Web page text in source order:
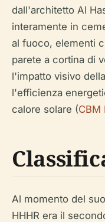
dall'architetto Al
interamente in
al fuoco, elementi
parete a cortina di
l'impatto visivo
l'efficienza
calore solare (CBM
Al momento del
HHHR era il